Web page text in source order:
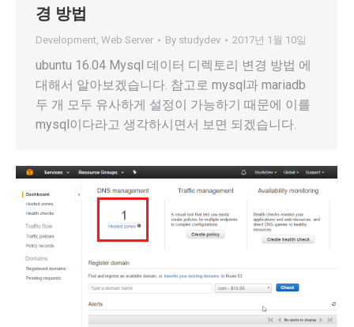
경 방법
Development, Web Server By studydev 2017년 1월 10일
ubuntu 16.04 Mysql 데이터 디렉토리 변경 방법 에
대해서 알아보겠습니다. 참고로 mysql과 mariadb
두 개 모두 유사하게 설정이 가능하기 때문에 이를
mysql이다라고 생각하시면서 보면 되겠습니다.